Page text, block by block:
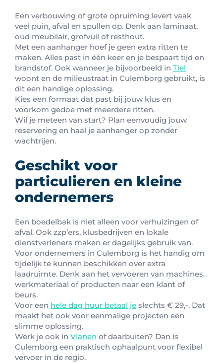
Een verbouwing of grote opruiming levert vaak
veel puin, afval en spullen op. Denk aan laminaat,
oud meubilair, grofvuil of resthout.
Met een aanhanger hoef je geen extra ritten te
maken. Alles past in één keer en je bespaart tijd en
brandstof. Ook wanneer je bijvoorbeeld in Tiel
woont en de milieustraat in Culemborg gebruikt, is
dit een handige oplossing.
Kies een formaat dat past bij jouw klus en
voorkom gedoe met meerdere ritten.
Wil je meteen van start? Plan eenvoudig jouw
reservering en haal je aanhanger op zonder
wachtrijen.
Geschikt voor
particulieren en kleine
ondernemers
Een boedelbak is niet alleen voor verhuizingen of
afval. Ook zzp’ers, klusbedrijven en lokale
dienstverleners maken er dagelijks gebruik van.
Voor ondernemers in Culemborg is het handig om
tijdelijk te kunnen beschikken over extra
laadruimte. Denk aan het vervoeren van machines,
werkmateriaal of producten naar een klant of
beurs.
Voor een hele dag huur betaal je slechts € 29,-. Dat
maakt het ook voor eenmalige projecten een
slimme oplossing.
Werk je ook in Vianen of daarbuiten? Dan is
Culemborg een praktisch ophaalpunt voor flexibel
vervoer in de regio.